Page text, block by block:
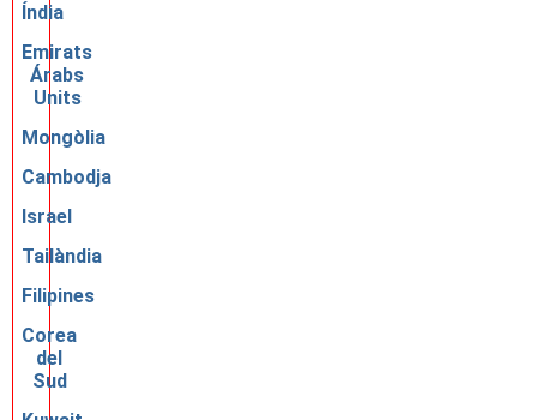
Índia
Emirats
Árabs
Units
Mongòlia
Cambodja
Israel
Tailàndia
Filipines
Corea
del
Sud